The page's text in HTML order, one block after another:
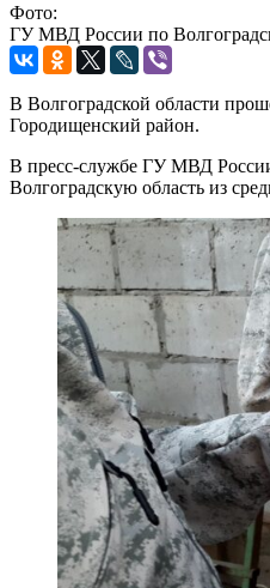
Фото:
ГУ МВД России по
В Волгоградской области
Городищенский район.
В пресс-службе ГУ МВД
Волгоградскую область из